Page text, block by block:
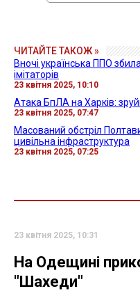
ЧИТАЙТЕ ТАКОЖ »
Вночі українська ППО
імітаторів
23 квітня 2025, 10:10
Атака БпЛА на Харків:
23 квітня 2025, 07:47
Масований обстріл
цивільна інфраструктура
23 квітня 2025, 07:25
23 квітня 2025, 10:31
На Одещині
"Шахеди"